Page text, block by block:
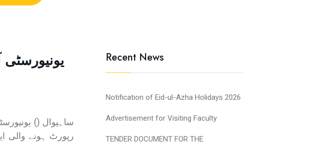
ساہیوال ()
رپورٹ ہونے والی
Recent News
Notification of Eid-ul-Azha Holidays 2026
Advertisement for Visiting Faculty
TENDER DOCUMENT FOR THE